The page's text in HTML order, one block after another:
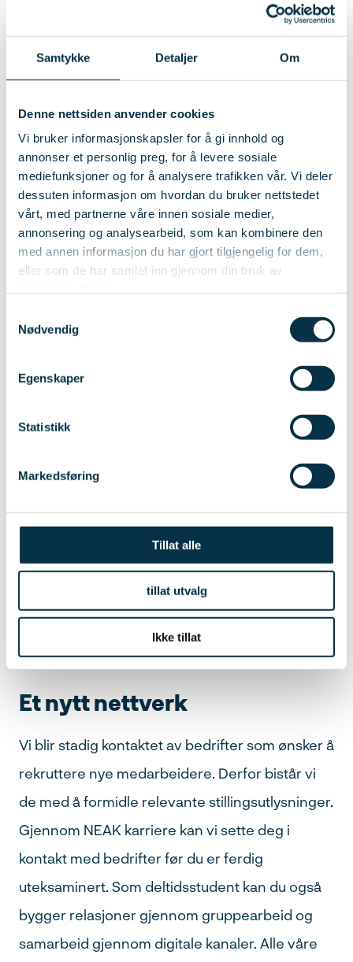
Samtykke Detaljer Om
Denne nettsiden anvender cookies
Vi bruker informasjonskapsler for å gi innhold og
annonser et personlig preg, for å levere sosiale
mediefunksjoner og for å analysere trafikken vår. Vi deler
dessuten informasjon om hvordan du bruker nettstedet
vårt, med partnerne våre innen sosiale medier,
annonsering og analysearbeid, som kan kombinere den
med annen informasjon du har gjort tilgjengelig for dem,
eller som de har samlet inn gjennom din bruk av
Nødvendig
Egenskaper
Statistikk
Markedsføring
Tillat alle
tillat utvalg
Ikke tillat
Hos oss blir du ikke borte i mengden. Våre
veiledere og undervisere vil gi deg de
tilbakemeldingene du trenger for å kunne
både veileder og administrasjon gjennom e-
læringsportal, e-post eller telefon. Vårt
kvalitetssystem legger til rette for at du som
kursdeltaker skal oppleve et trygt og godt
læringsmiljø.
AI-generert bilde fra adobe firefly
Et nytt nettverk
Vi blir stadig kontaktet av bedrifter som ønsker å
rekruttere nye medarbeidere. Derfor bistår vi
de med å formidle relevante stillingsutlysninger.
Gjennom NEAK karriere kan vi sette deg i
kontakt med bedrifter før du er ferdig
uteksaminert. Som deltidsstudent kan du også
bygger relasjoner gjennom gruppearbeid og
samarbeid gjennom digitale kanaler. Alle våre